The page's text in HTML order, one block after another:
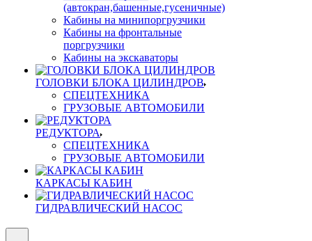
(автокран,башенные,гусеничные)
Кабины на минипоргрузчики
Кабины на фронтальные
поргрузчики
Кабины на экскаваторы
ГОЛОВКИ БЛОКА ЦИЛИНДРОВ
СПЕЦТЕХНИКА
ГРУЗОВЫЕ АВТОМОБИЛИ
РЕДУКТОРА
СПЕЦТЕХНИКА
ГРУЗОВЫЕ АВТОМОБИЛИ
КАРКАСЫ КАБИН
ГИДРАВЛИЧЕСКИЙ НАСОС